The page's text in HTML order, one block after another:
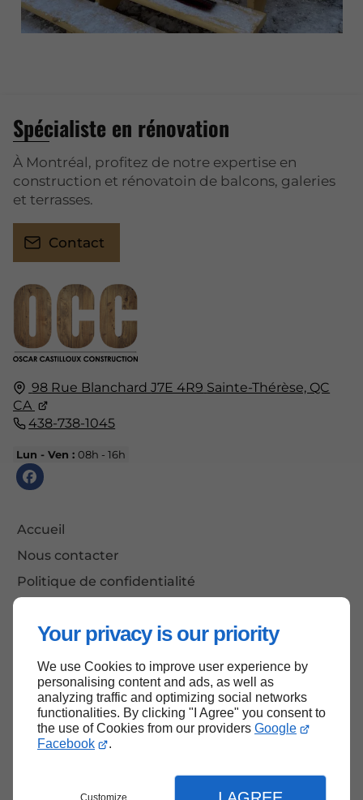
Your privacy is our priority
We use Cookies to improve user experience by
personalising content and ads, as well as
analyzing traffic and optimizing social networks
functionalities. By clicking "I Agree" you consent to
the use of Cookies from our providers Google
Facebook
.
Customize
98 Rue BlanchardJ7E 4R9 Sainte-Thérèse, QC
CA
438-738-1045
Lun - Ven :08h - 16h
Accueil
Nous contacter
Politique de confidentialité
Spécialiste en rénovation
À Montréal, profitez de notre expertise en
construction et rénovatoin de balcons, galeries
et terrasses.
Contact
Haut de page